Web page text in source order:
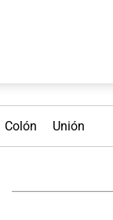
Colón Unión